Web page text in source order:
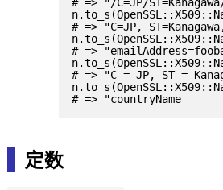
# => "/C=JP/
# => "C=JP,
# =>
# => "C = JP, ST =
定数